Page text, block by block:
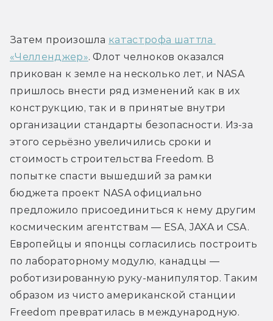
Затем произошла катастрофа шаттла
«Челленджер». Флот челноков оказался
прикован к земле на несколько лет, и NASA
пришлось внести ряд изменений как в их
конструкцию, так и в принятые внутри
организации стандарты безопасности. Из-за
этого серьёзно увеличились сроки и
стоимость строительства Freedom. В
попытке спасти вышедший за рамки
бюджета проект NASA официально
предложило присоединиться к нему другим
космическим агентствам — ESA, JAXA и CSA.
Европейцы и японцы согласились построить
по лабораторному модулю, канадцы —
роботизированную руку-манипулятор. Таким
образом из чисто американской станции
Freedom превратилась в международную.